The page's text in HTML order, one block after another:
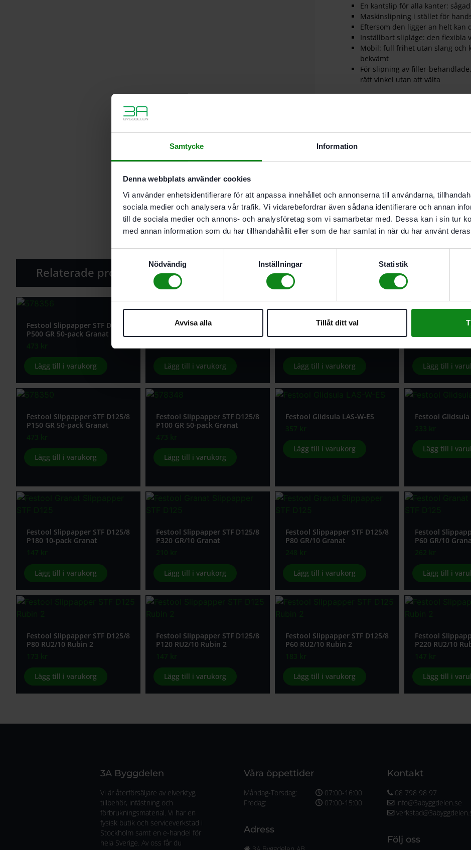
Samtycke Information
Denna webbplats använder cookies
Vi använder enhetsidentifierare för att anpassa innehållet och annonserna till användarna,
sociala medier och analysera vår trafik. Vi vidarebefordrar även sådana identifierare och annan
till de sociala medier och annons- och analysföretag som vi samarbetar med. Dessa kan i sin tur
med annan information som du har tillhandahållit eller som de har samlat in när du har använt
Nödvändig
Inställningar Statistik
Avvisa alla Tillåt ditt val
En kantslip för alla kanter:
Maskinslipning i stället för
Eftersom den ligger an helt kan
Inställbart slipläge: den flexibla
Mobil: full frihet utan slang och
bekvämt
För slipning av filler-
rätt vinkel utan att välta
Stabiliseringsbord AH-ES-ETS/
Laddare TCL 6
StickFix slipplatta Ø 125 mm
Tänk på att det endast medföljer 1 st
Relaterade produkter
Festool Slippapper STF D125/8
P500 GR 50-pack Granat
473 kr
Lägg till i varukorg
Festool Slippapper STF D125/8
Lägg till i varukorg
Festool Slippapper STF D125/8
Lägg till i varukorg
Festool
Lägg till i
Festool Slippapper STF D125/8
P150 GR 50-pack Granat
473 kr
Lägg till i varukorg
Festool Slippapper STF D125/8
P100 GR 50-pack Granat
473 kr
Lägg till i varukorg
Festool Glidsula LAS-W-ES
357 kr
Lägg till i varukorg
Festool Glidsula
233 kr
Lägg till i
Festool Slippapper STF D125/8
P180 10-pack Granat
147 kr
Lägg till i varukorg
Festool Slippapper STF D125/8
P320 GR/10 Granat
210 kr
Lägg till i varukorg
Festool Slippapper STF D125/8
P80 GR/10 Granat
248 kr
Lägg till i varukorg
Festool
P60 GR/10
262 kr
Lägg till i
Festool Slippapper STF D125/8
P80 RU2/10 Rubin 2
173 kr
Lägg till i varukorg
Festool Slippapper STF D125/8
P120 RU2/10 Rubin 2
147 kr
Lägg till i varukorg
Festool Slippapper STF D125/8
P60 RU2/10 Rubin 2
183 kr
Lägg till i varukorg
Festool
P220 RU2/10
147 kr
Lägg till i
3A Byggdelen
Vi är återförsäljare av elverktyg,
tillbehör, infästning och
förbrukningsmaterial. Vi har en
fysisk butik och serviceverkstad i
Stockholm samt en e-handel för
hela Sverige. Av oss får du
Våra öppettider
Måndag-Torsdag:
Fredag:
07:00-16:00
07:00-15:00
Adress
Kontakt
08 798 98 97
info@3abyggdelen.se
Följ oss